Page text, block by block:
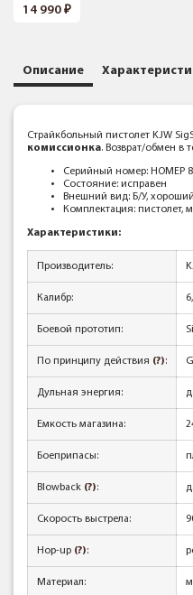
14 990
Описание
Страйкбольный пистолет KJW
комиссионка. Возврат/обмен в
Серийный номер: НОМЕР
Состояние: исправен
Внешний вид: Б/У, хороший
Комплектация: пистолет,
Характеристики:
Производитель:
Калибр:
Боевой прототип:
По принципу действия (?):
Дульная энергия:
Емкость магазина:
Боеприпасы:
Blowback (?):
Скорость выстрела:
Hop-up (?):
Материал: